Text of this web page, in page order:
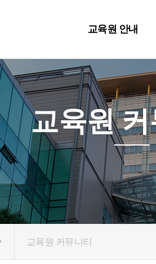
교육원 안내
교육원
교육원 커뮤니티